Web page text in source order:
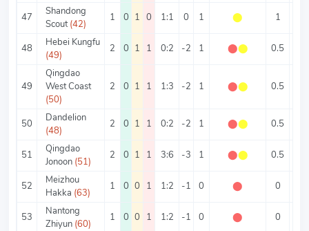
47
Shandong
Scout (42)
1 0 1 0 1:1 0 1 ⬤ 1
48
Hebei Kungfu
(49)
2 0 1 1 0:2 -2 1 ⬤⬤ 0.5
49
Qingdao
West Coast
(50)
2 0 1 1 1:3 -2 1 ⬤⬤ 0.5
50
Dandelion
(48)
2 0 1 1 0:2 -2 1 ⬤⬤ 0.5
51
Qingdao
Jonoon (51)
2 0 1 1 3:6 -3 1 ⬤⬤ 0.5
52
Meizhou
Hakka (63)
1 0 0 1 1:2 -1 0 ⬤ 0
53
Nantong
Zhiyun (60)
1 0 0 1 1:2 -1 0 ⬤ 0